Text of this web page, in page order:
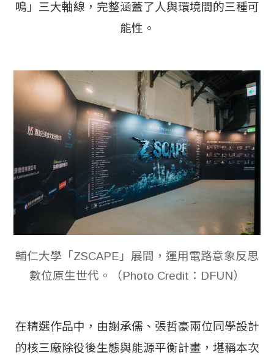
鳴」三大軸線，完整涵蓋了人與環境間的三種可
能性。
輔仁大學「ZSCAPE」展間，運用電路意象反思
數位原生世代。（Photo Credit：DFUN）
在精選作品中，由謝承儒、張哲豪兩位同學設計
的核三廠除役後生態與能源平衡計畫，堪稱本次